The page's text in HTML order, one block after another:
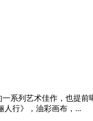
系列艺术佳作，也提
行》，油彩画布，...